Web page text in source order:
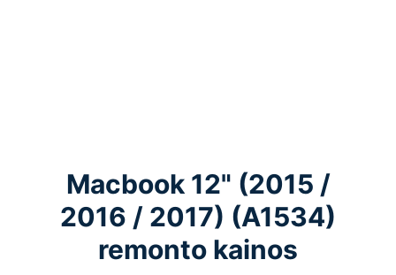
Macbook 12" (2015 /
2016 / 2017) (A1534)
remonto kainos